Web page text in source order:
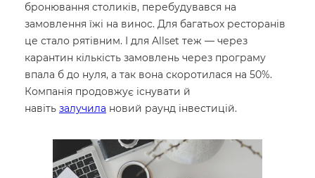
бронювання столиків, перебудувався на
замовлення їжі на винос. Для багатьох ресторанів
це стало рятівним. І для Allset теж — через
карантин кількість замовлень через програму
впала б до нуля, а так вона скоротилася на 50%.
Компанія продовжує існувати й
навіть залучила новий раунд інвестицій.